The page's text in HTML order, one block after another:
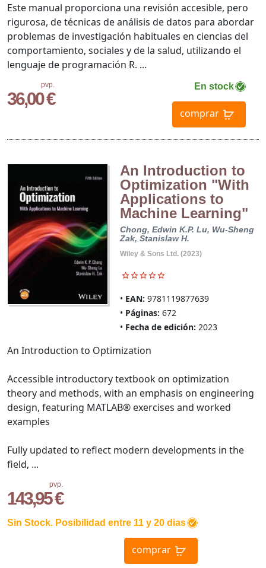
pvp.
36,00 €
En stock
comprar
Este manual proporciona una revisión accesible, pero
rigurosa, de técnicas de análisis de datos para abordar
problemas de investigación habituales en ciencias del
comportamiento, sociales y de la salud, utilizando el
lenguaje de programación R. ...
An Introduction to
Optimization "With
Applications to
Machine Learning"
Chong, Edwin K.P. Lu, Wu-Sheng
Zak, Stanislaw H.
Wiley & Sons Ltd. (2023)
EAN: 9781119877639
Páginas: 672
Fecha de edición: 2023
pvp.
143,95 €
Sin Stock. Posibilidad entre 11 y 20 dias
comprar
An Introduction to Optimization
Accessible introductory textbook on optimization
theory and methods, with an emphasis on engineering
design, featuring MATLAB® exercises and worked
examples
Fully updated to reflect modern developments in the
field, ...